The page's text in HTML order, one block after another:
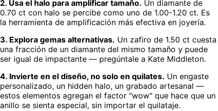
2. Usa el halo para amplificar tamaño. Un diamante de
0.70 ct con halo se percibe como uno de 1.00-1.20 ct. Es
la herramienta de amplificación más efectiva en joyería.
3. Explora gemas alternativas. Un zafiro de 1.50 ct cuesta
una fracción de un diamante del mismo tamaño y puede
ser igual de impactante — pregúntale a Kate Middleton.
4. Invierte en el diseño, no solo en quilates. Un engaste
personalizado, un hidden halo, un grabado artesanal —
estos elementos agregan el factor "wow" que hace que un
anillo se sienta especial, sin importar el quilataje.